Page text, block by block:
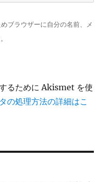
ブラウザーに自分の名前、メ
るために Akismet を使
の処理方法の詳細はこ